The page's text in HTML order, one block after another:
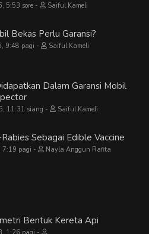
5:53 sore Saiful Kameli
Bekas Perlu Garansi?
9:48 pagi Saiful Kameli
Dalam Garansi Mobil
11:31 siang Saiful Kameli
Sebagai Edible Vaccine
7:19 pagi Nayla Anggun Rafita
Bentuk Kereta Api
1:26 pagi